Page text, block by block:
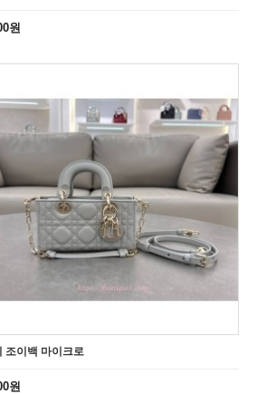
원
조이백 마이크로
원